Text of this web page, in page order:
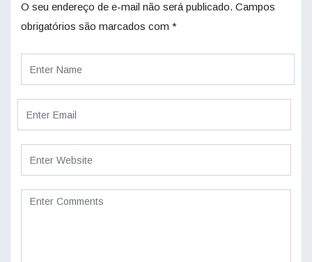
O seu endereço de e-mail não será publicado. Campos
obrigatórios são marcados com *